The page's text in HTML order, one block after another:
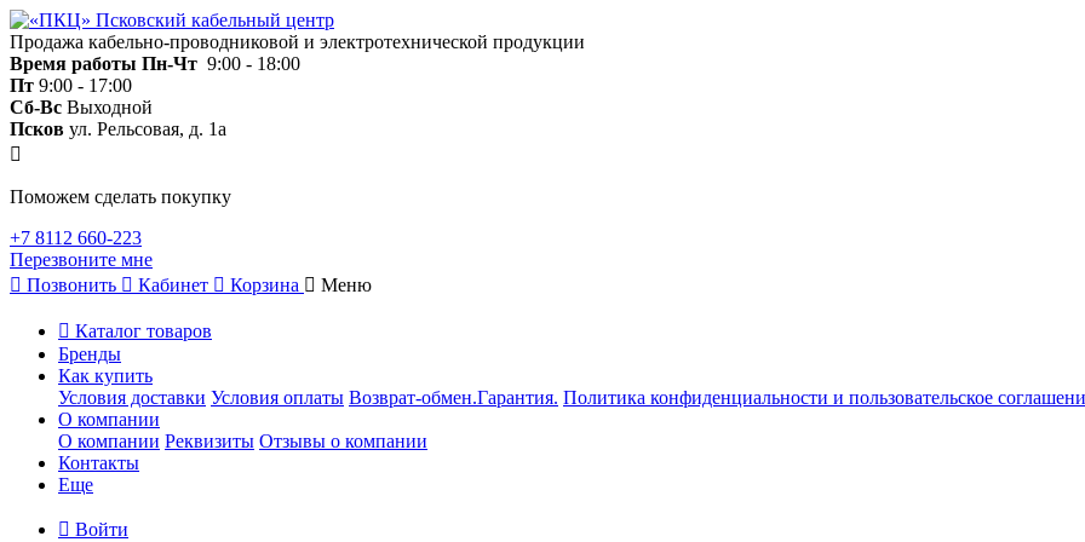
Продажа кабельно-проводниковой и электротехнической продукции
Время работы Пн-Чт 9:00 - 18:00
Пт 9:00 - 17:00
Сб-Вс Выходной
Псков ул. Рельсовая, д. 1а
Поможем сделать покупку
+7 8112 660-223
Перезвоните мне
Позвонить
Кабинет Корзина Меню
Каталог товаров
Бренды
Как купить
Условия доставки Условия оплаты Возврат-обмен.Гарантия. Политика конфиденциальности и пользовательское
О компании
О компании Реквизиты Отзывы о компании
Контакты
Еще
Войти